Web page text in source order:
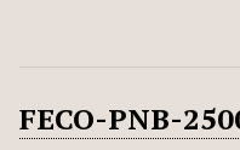
FECO-PNB-